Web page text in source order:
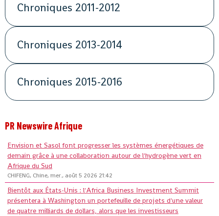
Chroniques 2011-2012
Chroniques 2013-2014
Chroniques 2015-2016
PR Newswire Afrique
Envision et Sasol font progresser les systèmes énergétiques de
demain grâce à une collaboration autour de l'hydrogène vert en
Afrique du Sud
CHIFENG, Chine, mer., août 5 2026 21:42
Bientôt aux États-Unis : l'Africa Business Investment Summit
présentera à Washington un portefeuille de projets d'une valeur
de quatre milliards de dollars, alors que les investisseurs